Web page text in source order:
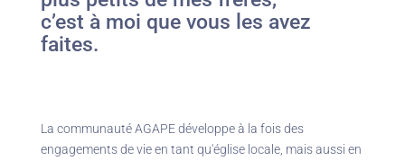
c’est à moi que vous les avez
faites.
La communauté AGAPE développe à la fois des
engagements de vie en tant qu'église locale, mais aussi en